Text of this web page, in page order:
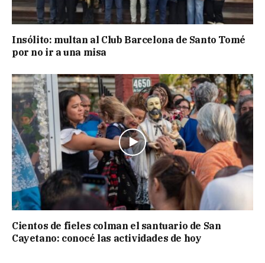
Insólito: multan al Club Barcelona de Santo Tomé
por no ir a una misa
Cientos de fieles colman el santuario de San
Cayetano: conocé las actividades de hoy